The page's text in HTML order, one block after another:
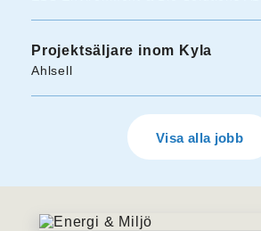
Projektsäljare inom Kyla
Ahlsell
Visa alla jobb